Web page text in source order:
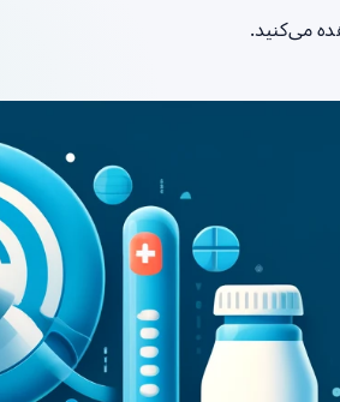
می‌کنید.